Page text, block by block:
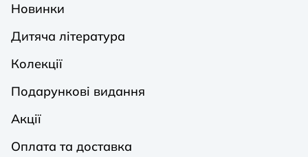
Новинки
Дитяча література
Колекції
Подарункові видання
Акції
Оплата та доставка